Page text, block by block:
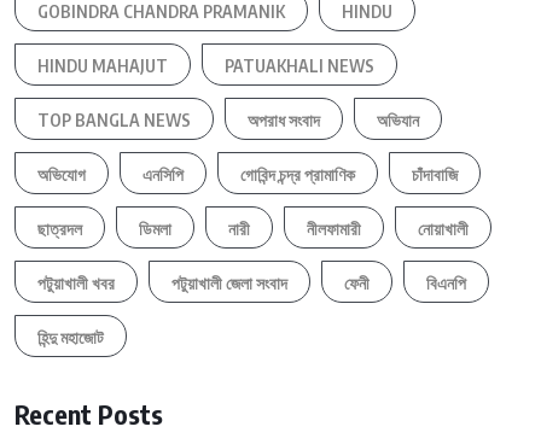
GOBINDRA CHANDRA PRAMANIK HINDU
HINDU MAHAJUT PATUAKHALI NEWS
TOP BANGLA NEWS অপরাধ সংবাদ অভিযান
অভিযোগ এনসিপি গোবিন্দ চন্দ্র প্রামাণিক চাঁদাবাজি
ছাত্রদল ডিমলা নারী নীলফামারী নোয়াখালী
পটুয়াখালী খবর পটুয়াখালী জেলা সংবাদ ফেনী বিএনপি
হিন্দু মহাজোট
Recent Posts